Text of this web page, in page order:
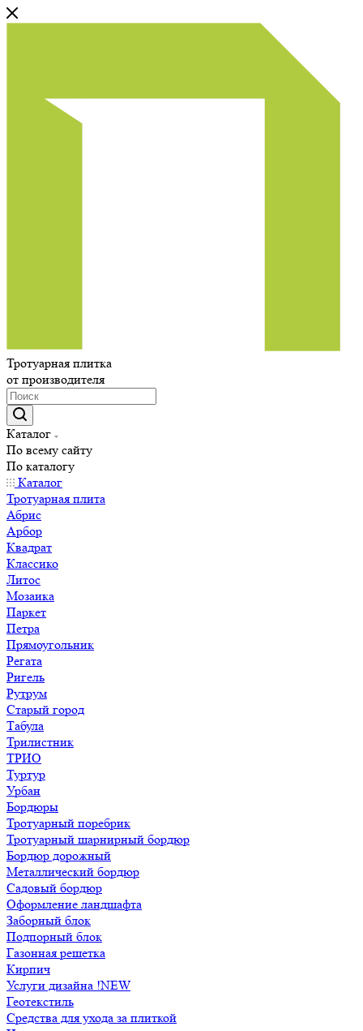
Тротуарная плитка
от производителя
Каталог
По всему сайту
По каталогу
Каталог
Тротуарная плита
Абрис
Арбор
Квадрат
Классико
Литос
Мозаика
Паркет
Петра
Прямоугольник
Регата
Ригель
Рутрум
Старый город
Табула
Трилистник
ТРИО
Туртур
Урбан
Бордюры
Тротуарный поребрик
Тротуарный шарнирный бордюр
Бордюр дорожный
Металлический бордюр
Садовый бордюр
Оформление ландшафта
Заборный блок
Подпорный блок
Газонная решетка
Кирпич
Услуги дизайна !NEW
Геотекстиль
Средства для ухода за плиткой